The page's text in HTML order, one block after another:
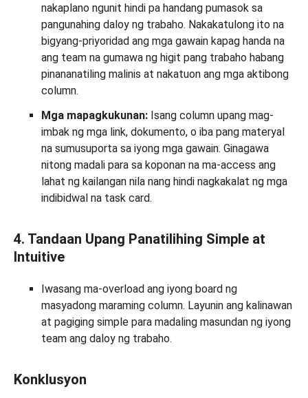
nakaplano ngunit hindi pa handang pumasok sa
pangunahing daloy ng trabaho. Nakakatulong ito na
bigyang-priyoridad ang mga gawain kapag handa na
ang team na gumawa ng higit pang trabaho habang
pinananatiling malinis at nakatuon ang mga aktibong
column.
Mga mapagkukunan: Isang column upang mag-
imbak ng mga link, dokumento, o iba pang materyal
na sumusuporta sa iyong mga gawain. Ginagawa
nitong madali para sa koponan na ma-access ang
lahat ng kailangan nila nang hindi nagkakalat ng mga
indibidwal na task card.
4. Tandaan Upang Panatilihing Simple at
Intuitive
Iwasang ma-overload ang iyong board ng
masyadong maraming column. Layunin ang kalinawan
at pagiging simple para madaling masundan ng iyong
team ang daloy ng trabaho.
Konklusyon